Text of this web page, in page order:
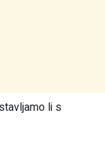
li s